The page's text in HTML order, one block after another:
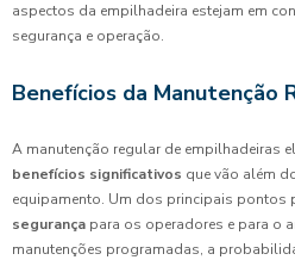
aspectos da empilhadeira estejam em
segurança e operação.
Benefícios da Manutenção
A manutenção regular de empilhadeiras
benefícios significativos que vão além
equipamento. Um dos principais pontos
segurança para os operadores e para o
manutenções programadas, a